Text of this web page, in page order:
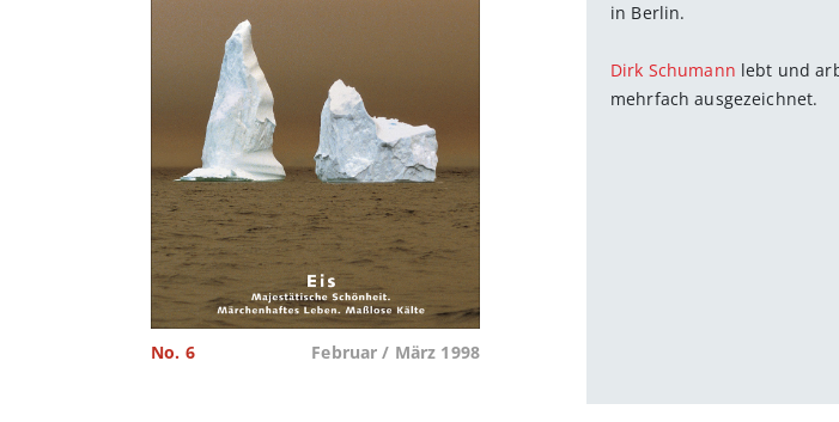
No. 6 Februar / März 1998
in Berlin.
Dirk Schumann lebt und
mehrfach ausgezeichnet.